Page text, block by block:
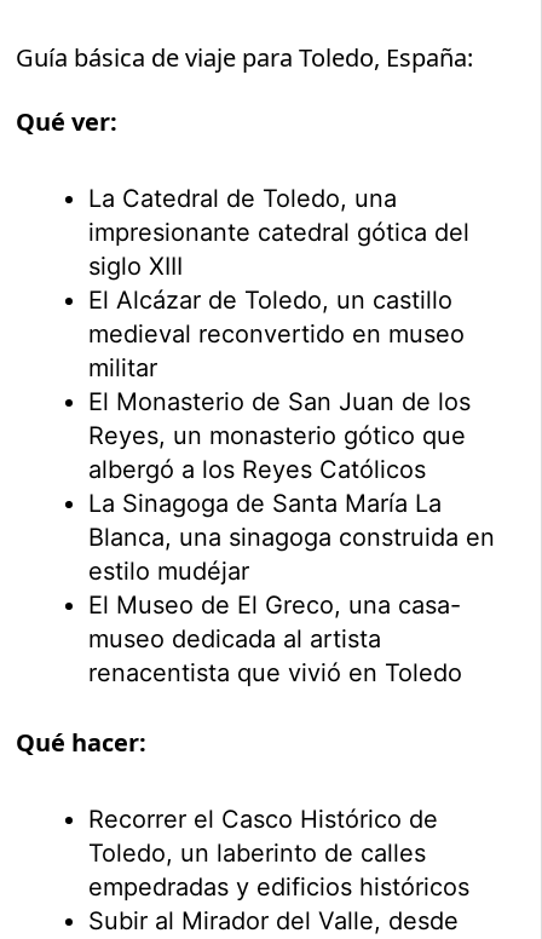
Guía básica de viaje para Toledo, España:
Qué ver:
La Catedral de Toledo, una
impresionante catedral gótica del
siglo XIII
El Alcázar de Toledo, un castillo
medieval reconvertido en museo
militar
El Monasterio de San Juan de los
Reyes, un monasterio gótico que
albergó a los Reyes Católicos
La Sinagoga de Santa María La
Blanca, una sinagoga construida en
estilo mudéjar
El Museo de El Greco, una casa-
museo dedicada al artista
renacentista que vivió en Toledo
Qué hacer:
Recorrer el Casco Histórico de
Toledo, un laberinto de calles
empedradas y edificios históricos
Subir al Mirador del Valle, desde